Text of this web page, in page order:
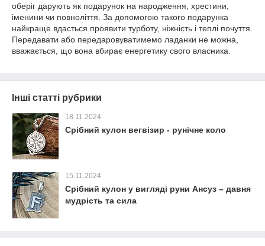
оберіг дарують як подарунок на народження, хрестини,
іменини чи повноліття. За допомогою такого подарунка
найкраще вдасться проявити турботу, ніжність і теплі почуття.
Передавати або передаровуватимемо ладанки не можна,
вважається, що вона вбирає енергетику свого власника.
Інші статті рубрики
18.11.2024
Срібний кулон вегвізир - рунічне коло
15.11.2024
Срібний кулон у вигляді руни Ансуз – давня
мудрість та сила